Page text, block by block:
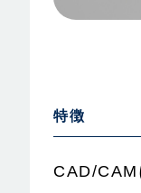
特徴
CAD/CAM